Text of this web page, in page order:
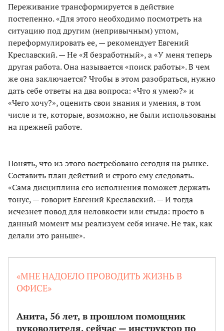
Переживание трансформируется в действие
постепенно. «Для этого необходимо посмотреть на
ситуацию под другим (непривычным) углом,
переформулировать ее, — рекомендует Евгений
Креславский. — Не «Я безработный», а «У меня теперь
другая работа. Она называется «поиск работы». В чем
же она заключается? Чтобы в этом разобраться, нужно
дать себе ответы на два вопроса: «Что я умею?» и
«Чего хочу?», оценить свои знания и умения, в том
числе и те, которые, возможно, не были использованы
на прежней работе.
Понять, что из этого востребовано сегодня на рынке.
Составить план действий и строго ему следовать.
«Сама дисциплина его исполнения поможет держать
тонус, — говорит Евгений Креславский. — И тогда
исчезнет повод для неловкости или стыда: просто в
данный момент мы реализуем себя иначе. Не так, как
делали это раньше».
«МНЕ НАДОЕЛО ПРОВОДИТЬ ЖИЗНЬ В
ОФИСЕ»
Анита, 56 лет, в прошлом помощник
руководителя, сейчас — инструктор по